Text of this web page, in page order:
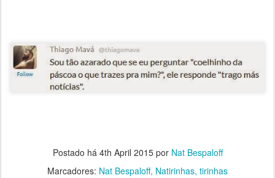
Postado há 4th April 2015por Nat Bespaloff
Marcadores: Nat Bespaloff Natirinhas tirinhas